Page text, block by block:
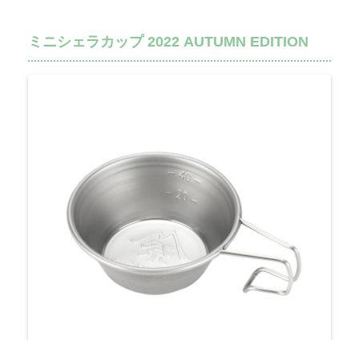
ミニシェラカップ 2022 AUTUMN EDITION